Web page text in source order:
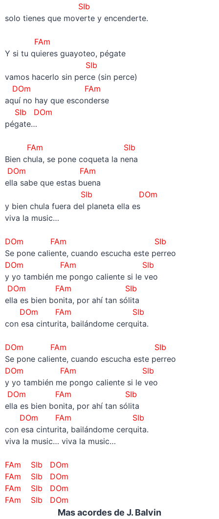
SIb
solo tienes que moverte y encenderte.
FAm
Y si tu quieres guayoteo, pégate
SIb
vamos hacerlo sin perce (sin perce)
DOm
FAm
aquí no hay que esconderse
SIb DOm
pégate…
FAm
SIb
Bien chula, se pone coqueta la nena
DOm
FAm
ella sabe que estas buena
SIb DOm
y bien chula fuera del planeta ella es
viva la music…
DOm
FAm
SIb
Se pone caliente, cuando escucha este perreo
DOm FAm SIb
y yo también me pongo caliente si le veo
DOm FAm SIb
ella es bien bonita, por ahí tan sólita
DOm FAm SIb
con esa cinturita, bailándome cerquita.
DOm
FAm
SIb
Se pone caliente, cuando escucha este perreo
DOm FAm SIb
y yo también me pongo caliente si le veo
DOm FAm SIb
ella es bien bonita, por ahí tan sólita
DOm FAm SIb
con esa cinturita, bailándome cerquita.
viva la music… viva la music…
FAm SIb DOm
FAm SIb DOm
FAm SIb DOm
FAm SIb DOm
Mas acordes de J. Balvin